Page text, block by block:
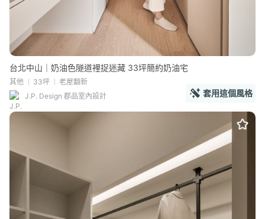
台北中山｜奶油色隧道裡捉迷藏 33坪簡約奶油宅
其他 33坪
老屋翻新
J.P. Design 郡品室內設計
套用這個風格